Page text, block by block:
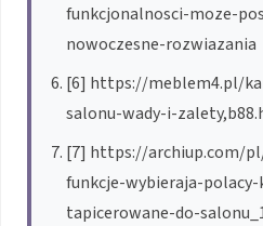
funkcjonalnosci-moze-
nowoczesne-rozwiazania
[6] https://meblem4.pl/
salonu-wady-i-
[7] https://archiup.com/
funkcje-wybieraja-
tapicerowane-do-